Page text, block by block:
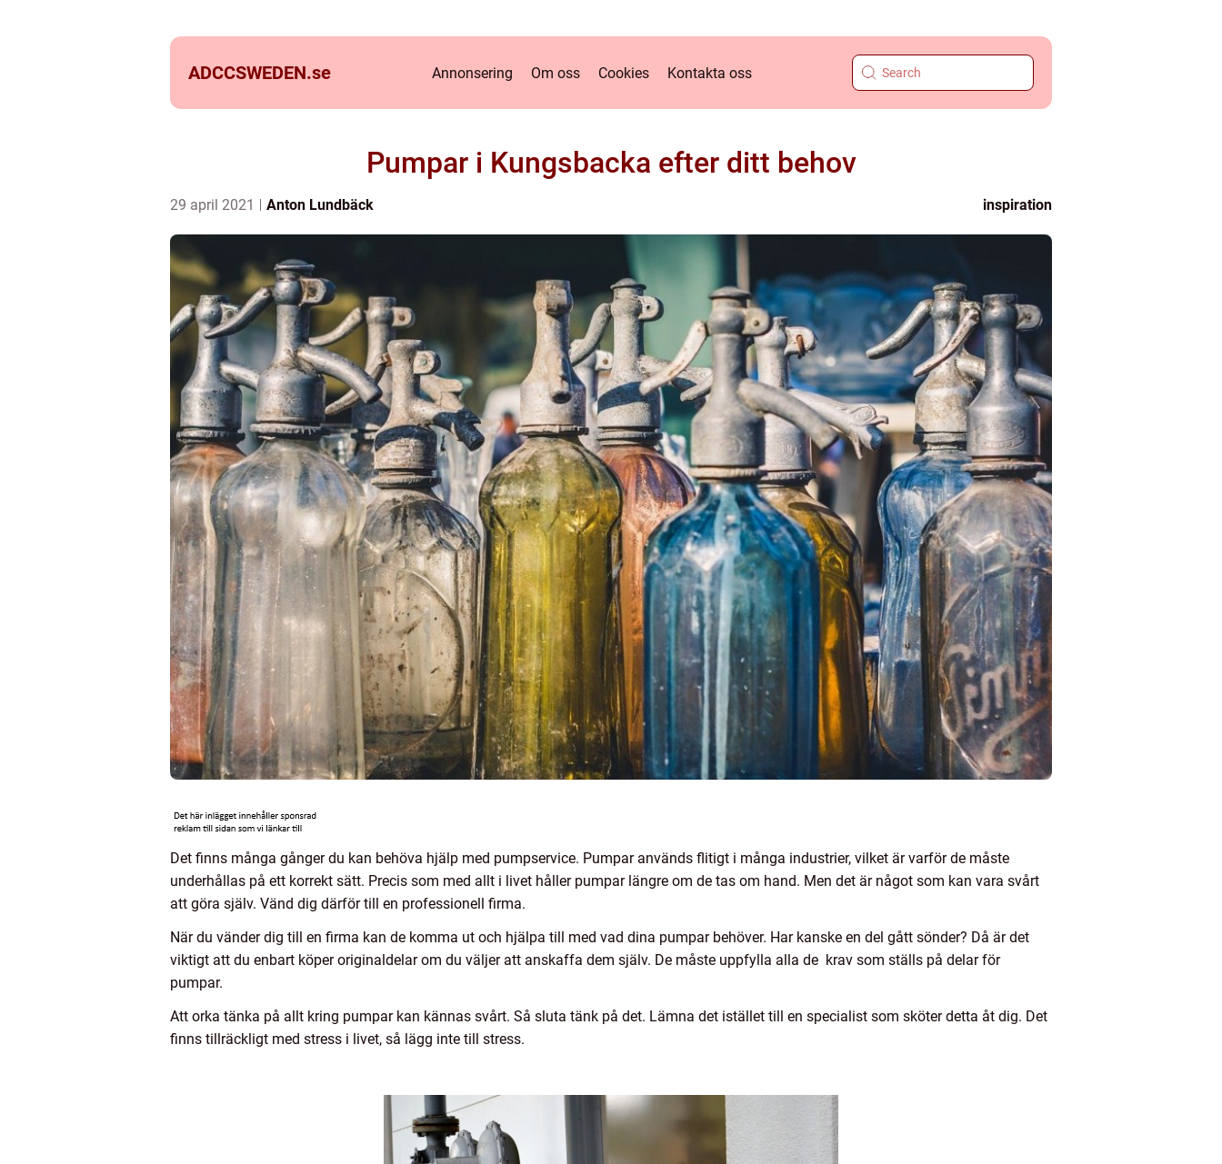
ADCCSWEDEN.se Annonsering Om oss Cookies Kontakta oss
Pumpar i Kungsbacka efter ditt behov
29 april 2021 Anton Lundbäck inspiration
Det finns många gånger du kan behöva hjälp med pumpservice. Pumpar används flitigt i många industrier, vilket är varför de måste
underhållas på ett korrekt sätt. Precis som med allt i livet håller pumpar längre om de tas om hand. Men det är något som kan vara svårt
att göra själv. Vänd dig därför till en professionell firma.
När du vänder dig till en firma kan de komma ut och hjälpa till med vad dina pumpar behöver. Har kanske en del gått sönder? Då är det
viktigt att du enbart köper originaldelar om du väljer att anskaffa dem själv. De måste uppfylla alla de krav som ställs på delar för
pumpar.
Att orka tänka på allt kring pumpar kan kännas svårt. Så sluta tänk på det. Lämna det istället till en specialist som sköter detta åt dig. Det
finns tillräckligt med stress i livet, så lägg inte till stress.